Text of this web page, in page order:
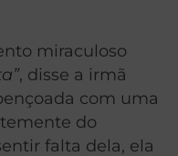
miraculoso
, disse a irmã
com uma
do
falta dela, ela